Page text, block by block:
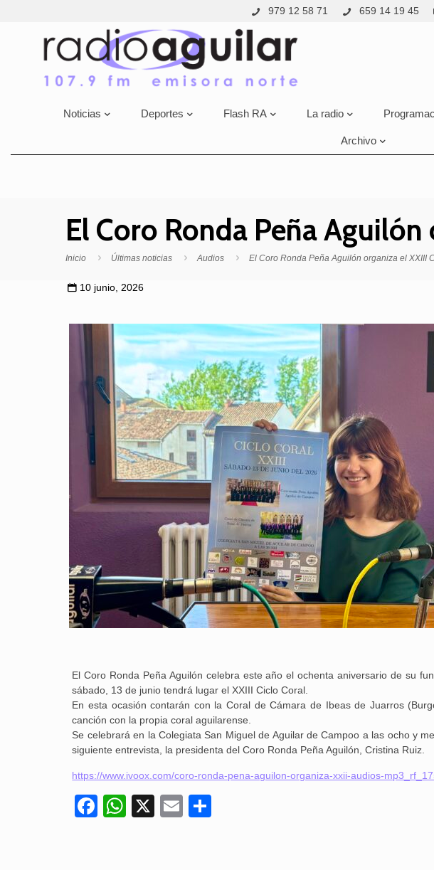
979 12 58 71 659 14 19 45
Noticias Deportes Flash RA La radio
Archivo
El Coro Ronda Peña
Inicio Últimas noticias Audios El Coro Ronda Peña Aguilón organiza el XXIII
10 junio, 2026
El Coro Ronda Peña Aguilón celebra este año el ochenta aniversario de su
sábado, 13 de junio tendrá lugar el XXIII Ciclo Coral.
En esta ocasión contarán con la Coral de Cámara de Ibeas de Juarros
canción con la propia coral aguilarense.
Se celebrará en la Colegiata San Miguel de Aguilar de Campoo a las ocho y
siguiente entrevista, la presidenta del Coro Ronda Peña Aguilón, Cristina Ruiz.
https://www.ivoox.com/coro-ronda-pena-aguilon-organiza-xxii-audios-
Facebook
WhatsApp
X Email